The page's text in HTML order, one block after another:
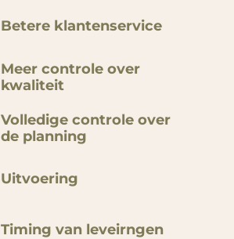
Betere klantenservice
Meer controle over
kwaliteit
Volledige controle over
de planning
Uitvoering
Timing van leveirngen